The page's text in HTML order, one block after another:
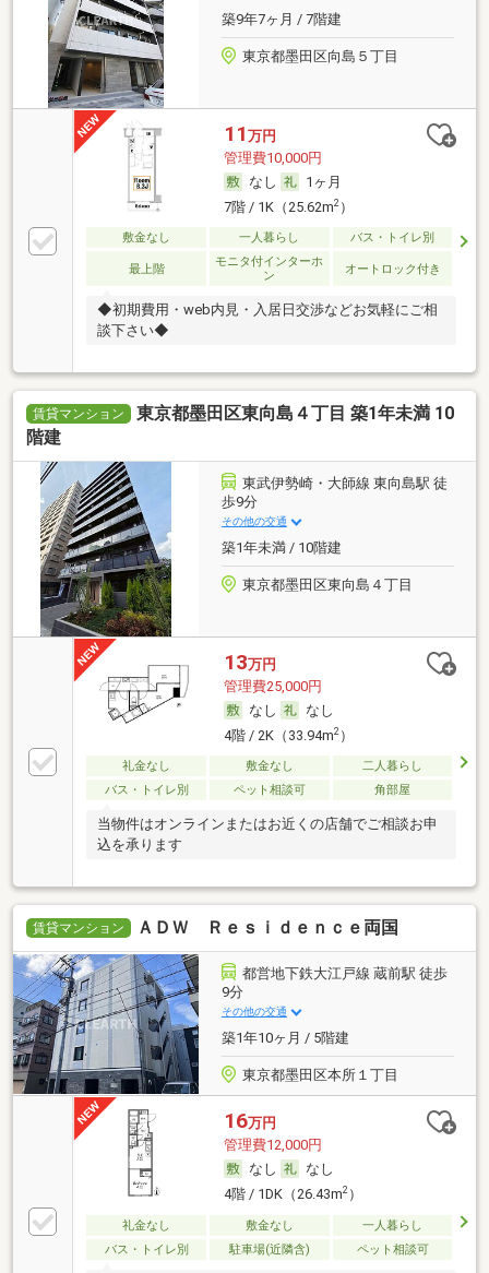
築9年7ヶ月 / 7階建
東京都墨田区向島５丁目
11 万円
管理費10,000円
なし
1ヶ月
7階 / 1K（25.62m2）
敷金なし 一人暮らし バス・トイレ別
最上階
モニタ付インターホ
ン
オートロック付き
◆初期費用・web内見・入居日交渉などお気軽にご相
談下さい◆
賃貸マンション
東京都墨田区東向島４丁目 築1年未満 10
階建
東武伊勢崎・大師線 東向島駅 徒
歩9分
その他の交通
築1年未満 / 10階建
東京都墨田区東向島４丁目
13万円
管理費25,000円
なし
なし
4階 / 2K（33.94m2）
礼金なし 敷金なし
二人暮らし
バス・トイレ別
ペット相談可 角部屋
当物件はオンラインまたはお近くの店舗でご相談お申
込を承ります
賃貸マンション ＡＤＷ Ｒｅｓｉｄｅｎｃｅ両国
都営地下鉄大江戸線 蔵前駅 徒歩
9分
その他の交通
築1年10ヶ月 / 5階建
東京都墨田区本所１丁目
16万円
管理費12,000円
なし
なし
4階 / 1DK（26.43m2）
礼金なし 敷金なし
一人暮らし
バス・トイレ別
駐車場(近隣含) ペット相談可